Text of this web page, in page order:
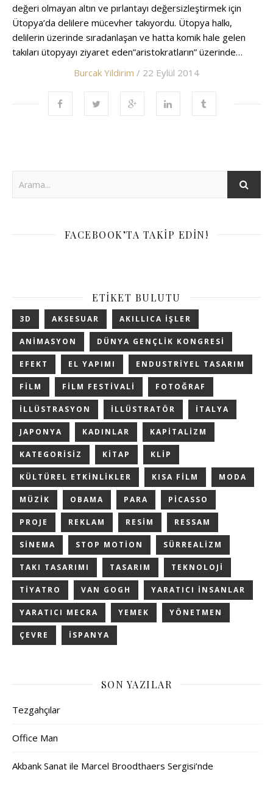
değeri olmayan altın ve pırlantayı değersizleştirmek için
Ütopya’da delilere mücevher takıyordu. Ütopya halkı,
delilerin üzerinde sıradanlaşan ve hatta komik hale gelen
takıları ütopyayı ziyaret eden”aristokratların” üzerinde…
Burcak Yildirim / 22 Eylül 2014
FACEBOOK’TA TAKIP EDIN!
ETIKET BULUTU
3D AKSESUAR AKILLICA IŞLER
ANIMASYON DÜNYA GENÇLIK KONGRESI
EFEKT EL YAPIMI ENDUSTRIYEL TASARIM
FILM FILM FESTIVALI FOTOĞRAF
ILLÜSTRASYON ILLÜSTRATÖR ITALYA
JAPONYA KADINLAR KAPITALIZM
KATEGORISIZ KITAP KLIP
KÜLTÜREL ETKINLIKLER KISA FILM MODA
MÜZIK OBAMA PARA PICASSO
PROJE REKLAM RESIM RESSAM
SINEMA STOP MOTION SÜRREALIZM
TAKI TASARIMI TASARIM TEKNOLOJI
TIYATRO VAN GOGH YARATICI INSANLAR
YARATICI MECRA YEMEK YÖNETMEN
ÇEVRE İSPANYA
SON YAZILAR
Tezgahçılar
Office Man
Akbank Sanat ile Marcel Broodthaers Sergisi’nde